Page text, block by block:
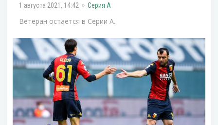
1 августа 2021, 14:42 Серия А
Ветеран остается в Серии А.